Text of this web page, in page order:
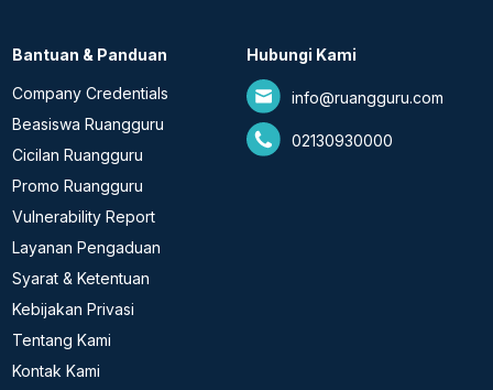
Bantuan & Panduan
Company Credentials
Beasiswa Ruangguru
Cicilan Ruangguru
Promo Ruangguru
Vulnerability Report
Layanan Pengaduan
Syarat & Ketentuan
Kebijakan Privasi
Tentang Kami
Kontak Kami
Hubungi Kami
info@ruangguru.com
02130930000